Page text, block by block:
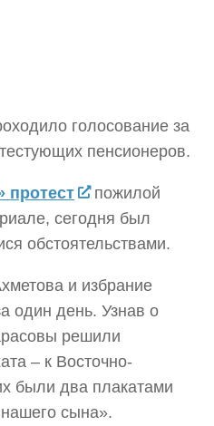
голосование за
пенсионеров.
протест
пожилой
сегодня был
обстоятельствами.
и избрание
один день. Узнав о
решили
– к Восточно-
были два плакатами
сына».